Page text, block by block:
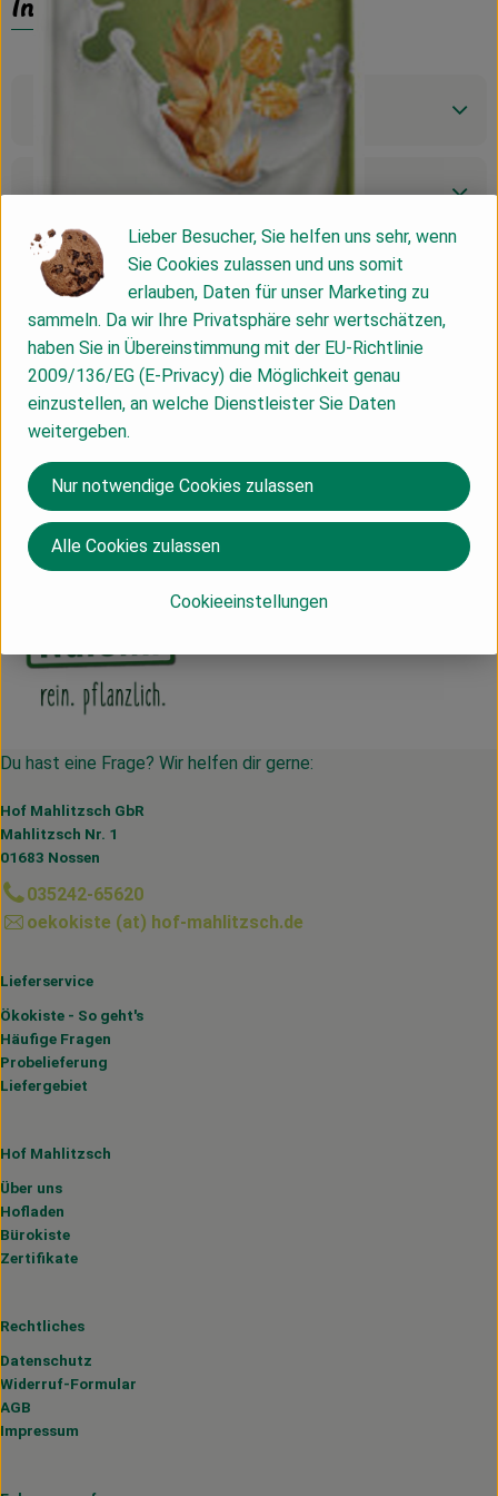
Produktinformationen
Zutaten
Nährwert-Info
Produktdatenblatt
Herkunft
Deutschland
Natumi
Du hast eine Frage? Wir helfen dir gerne:
Hof Mahlitzsch GbR
Mahlitzsch Nr. 1
01683 Nossen
035242-65620
oekokiste (at) hof-mahlitzsch.de
Lieferservice
Ökokiste - So geht's
Häufige Fragen
Probelieferung
Liefergebiet
Hof Mahlitzsch
Über uns
Hofladen
Bürokiste
Zertifikate
Rechtliches
Datenschutz
Widerruf-Formular
AGB
Impressum
Lieber Besucher, Sie helfen uns sehr, wenn
Sie Cookies zulassen und uns somit
erlauben, Daten für unser Marketing zu
sammeln. Da wir Ihre Privatsphäre sehr wertschätzen,
haben Sie in Übereinstimmung mit der EU-Richtlinie
2009/136/EG (E-Privacy) die Möglichkeit genau
einzustellen, an welche Dienstleister Sie Daten
weitergeben.
Cookieeinstellungen
Nur notwendige Cookies zulassen
Alle Cookies zulassen